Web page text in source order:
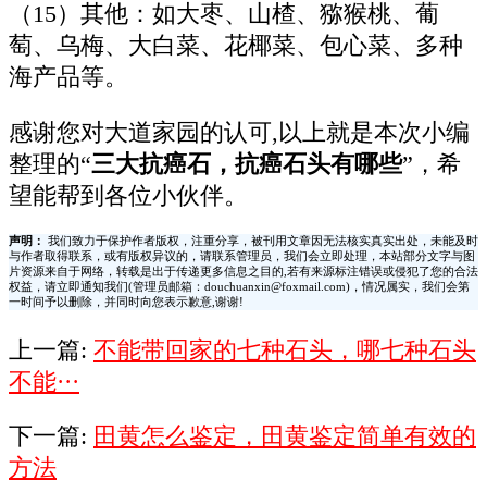
（15）其他：如大枣、山楂、猕猴桃、葡
萄、乌梅、大白菜、花椰菜、包心菜、多种
海产品等。
感谢您对大道家园的认可,以上就是本次小编
整理的“三大抗癌石，抗癌石头有哪些”，希
望能帮到各位小伙伴。
声明：
我们致力于保护作者版权，注重分享，被刊用文章因无法核实真实出处，未能及时
与作者取得联系，或有版权异议的，请联系管理员，我们会立即处理，本站部分文字与图
片资源来自于网络，转载是出于传递更多信息之目的,若有来源标注错误或侵犯了您的合法
权益，请立即通知我们(管理员邮箱：douchuanxin@foxmail.com)，情况属实，我们会第
一时间予以删除，并同时向您表示歉意,谢谢!
上一篇: 不能带回家的七种石头，哪七种石头
不能···
下一篇: 田黄怎么鉴定，田黄鉴定简单有效的
方法